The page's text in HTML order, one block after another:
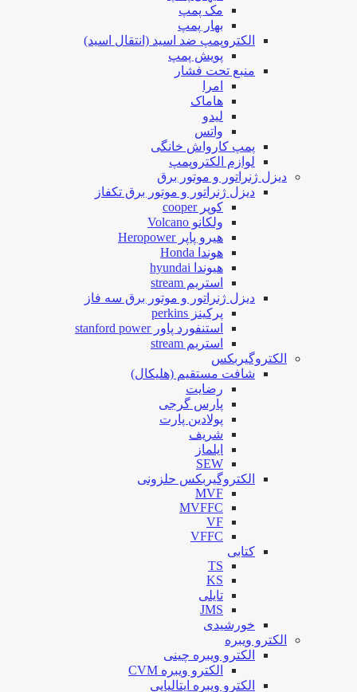
مک پمپ
بهار پمپ
الکتروپمپ ضد اسید (انتقال اسید)
پویش پمپ
منبع تحت فشار
امرا
هاماک
لیدو
واتس
پمپ کارواش خانگی
لوازم الکتروپمپ
دیزل ژنراتور و موتور برق
دیزل ژنراتور و موتور برق تکفاز
کوپر cooper
ولکانو Volcano
هیرو پاپر Heropower
هوندا Honda
هیوندا hyundai
استریم stream
دیزل ژنراتور و موتور برق سه فاز
پرکینز perkins
استنفورد پاور stanford power
استریم stream
الکتروگیربکس
شافت مستقیم (هلیکال)
رضایت
پارس گرجی
پولادین پارت
شریف
ایلماز
SEW
الکتروگیربکس حلزونی
MVF
MVFFC
VF
VFFC
کتابی
TS
KS
تایلی
JMS
خورشیدی
الکترو ویبره
الکترو ویبره چینی
الکترو ویبره CVM
الکترو ویبره ایتالیایی